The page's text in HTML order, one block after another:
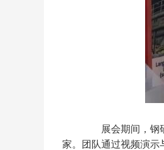
展会期间，钢研
家。团队通过视频演示